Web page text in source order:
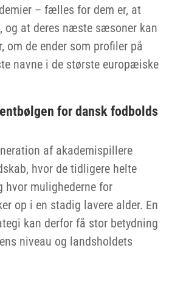
– fælles for dem er, at
og at deres næste sæsoner kan
om de ender som profiler på
navne i de største europæiske
for dansk fodbolds
af akademispillere
hvor de tidligere helte
hvor mulighederne for
op i en stadig lavere alder. En
kan derfor få stor betydning
niveau og landsholdets